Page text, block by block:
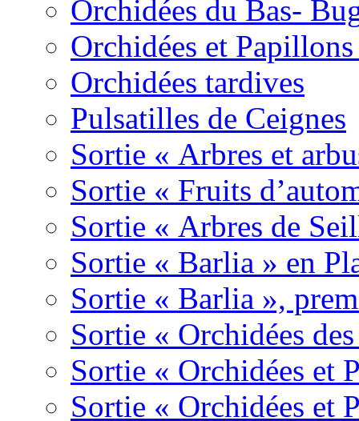
Orchidées du Bas-
Orchidées et
Orchidées tardives
Pulsatilles de Ceignes
Sortie « Arbres et
Sortie « Fruits
Sortie « Arbres de
Sortie « Barlia » en
Sortie « Barlia »,
Sortie « Orchidées
Sortie « Orchidées et
Sortie « Orchidées et